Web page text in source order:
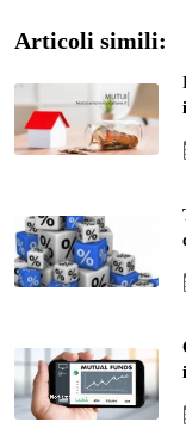
Articoli simili: